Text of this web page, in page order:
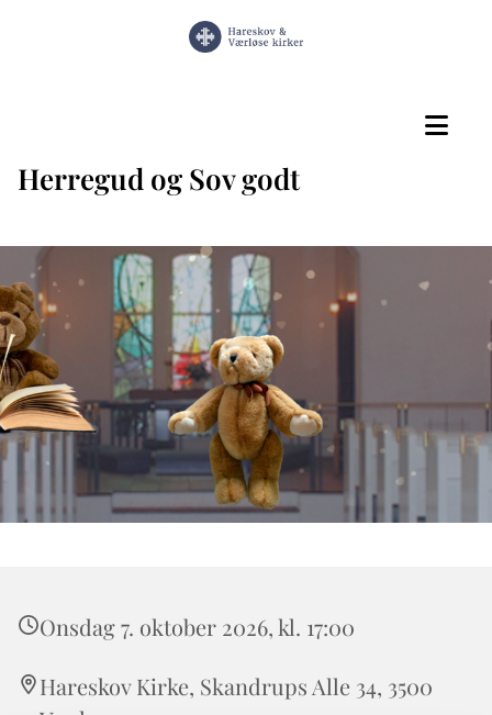
Herregud og Sov godt
Onsdag 7. oktober 2026, kl. 17:00
Hareskov Kirke, Skandrups Alle 34, 3500